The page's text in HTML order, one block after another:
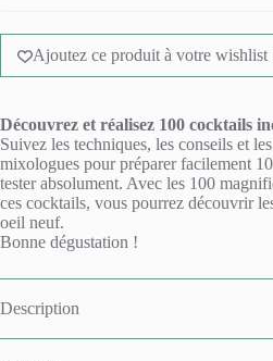
Ajoutez ce produit à votre wishlist
Découvrez et réalisez 100 cocktails
Suivez les techniques, les conseils et
mixologues pour préparer facilement
tester absolument. Avec les 100
ces cocktails, vous pourrez découvrir
oeil neuf.
Bonne dégustation !
Description